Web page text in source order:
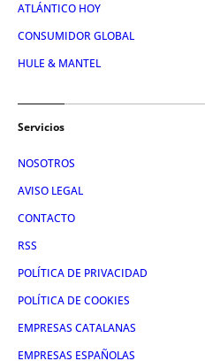
ATLÁNTICO HOY
CONSUMIDOR GLOBAL
HULE & MANTEL
Servicios
NOSOTROS
AVISO LEGAL
CONTACTO
RSS
POLÍTICA DE PRIVACIDAD
POLÍTICA DE COOKIES
EMPRESAS CATALANAS
EMPRESAS ESPAÑOLAS